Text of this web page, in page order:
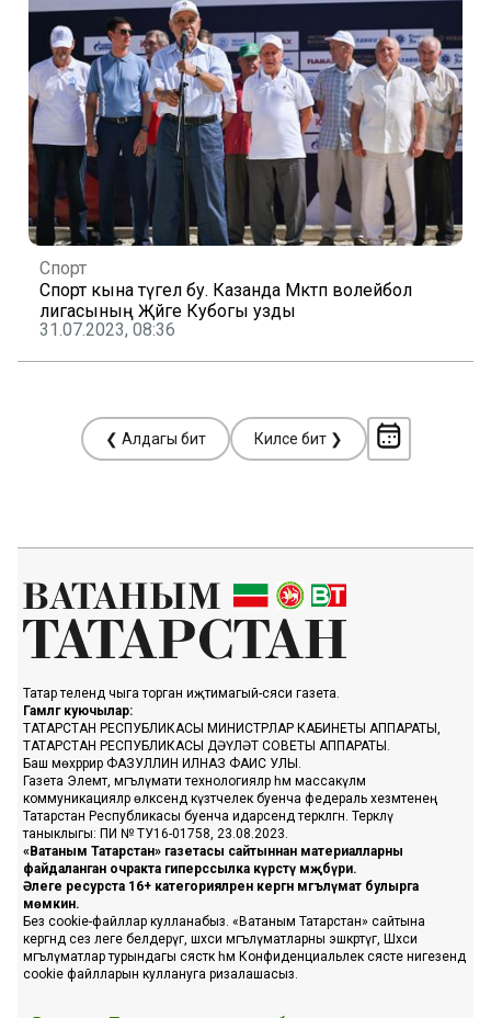
Спорт
Спорт кына түгел бу. Казанда Мәктәп волейбол
лигасының Җәйге Кубогы узды
31.07.2023, 08:36
❮ Алдагы бит Киләсе бит ❯
Татар телендә чыга торган иҗтимагый-сәяси газета.
Гамәлгә куючылар:
ТАТАРСТАН РЕСПУБЛИКАСЫ МИНИСТРЛАР КАБИНЕТЫ АППАРАТЫ,
ТАТАРСТАН РЕСПУБЛИКАСЫ ДӘҮЛӘТ СОВЕТЫ АППАРАТЫ.
Баш мөхәррир ФАЗУЛЛИН ИЛНАЗ ФАИС УЛЫ.
Газета Элемтә, мәгълүмати технологияләр һәм массакүләм
коммуникацияләр өлкәсендә күзәтчелек буенча федераль хезмәтенең
Татарстан Республикасы буенча идарәсендә теркәлгән. Теркәлү
таныклыгы: ПИ № ТУ16-01758, 23.08.2023.
«Ватаным Татарстан» газетасы сайтыннан материалларны
файдаланган очракта гиперссылка күрсәтү мәҗбүри.
Әлеге ресурста 16+ категорияләренә кергән мәгълүмат булырга
мөмкин.
Без cookie-файллар кулланабыз. «Ватаным Татарстан» сайтына
кергәндә сез әлеге белдерүгә, шәхси мәгълүматларны эшкәртүгә, Шәхси
мәгълүматлар турындагы сәясәткә һәм Конфиденциальлек сәясәте нигезендә
cookie файлларын куллануга ризалашасыз.